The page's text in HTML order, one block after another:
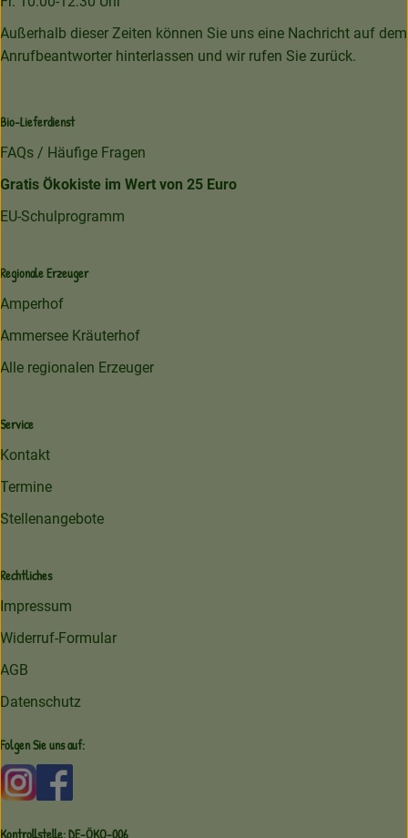
Außerhalb dieser Zeiten können Sie uns eine Nachricht auf dem
Anrufbeantworter hinterlassen und wir rufen Sie zurück.
Bio-Lieferdienst
FAQs / Häufige Fragen
Gratis Ökokiste im Wert von 25 Euro
EU-Schulprogramm
Regionale Erzeuger
Amperhof
Ammersee Kräuterhof
Alle regionalen Erzeuger
Service
Kontakt
Termine
Stellenangebote
Rechtliches
Impressum
Widerruf-Formular
AGB
Datenschutz
Folgen Sie uns auf:
Externer Link zu https://www.instagram.com/
Kontrollstelle: DE-ÖKO-006